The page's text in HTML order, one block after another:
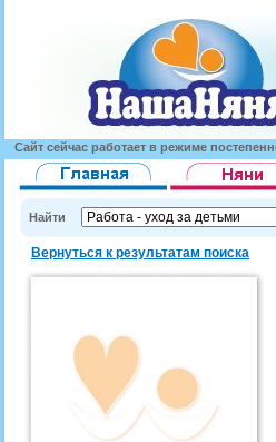
Сайт сейчас работает в режиме
Найти
Вернуться к результатам поиска